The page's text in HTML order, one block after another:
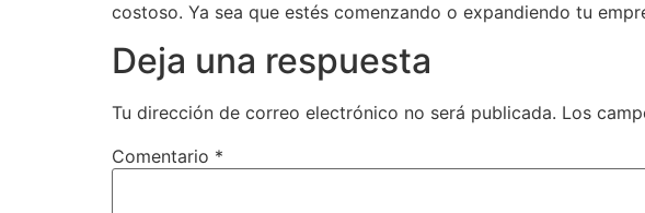
costoso. Ya sea que estés comenzando o expandiendo tu
Deja una respuesta
Tu dirección de correo electrónico no será publicada. Los
Comentario *